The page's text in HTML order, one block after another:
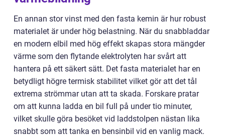
En annan stor vinst med den fasta kemin är hur robust
materialet är under hög belastning. När du snabbladdar
en modern elbil med hög effekt skapas stora mängder
värme som den flytande elektrolyten har svårt att
hantera på ett säkert sätt. Det fasta materialet har en
betydligt högre termisk stabilitet vilket gör att det tål
extrema strömmar utan att ta skada. Forskare pratar
om att kunna ladda en bil full på under tio minuter,
vilket skulle göra besöket vid laddstolpen nästan lika
snabbt som att tanka en bensinbil vid en vanlig mack.